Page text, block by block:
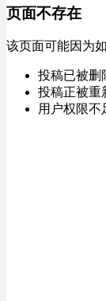
页面不存在
该页面可能因为
投稿已被删
投稿正被重
用户权限不